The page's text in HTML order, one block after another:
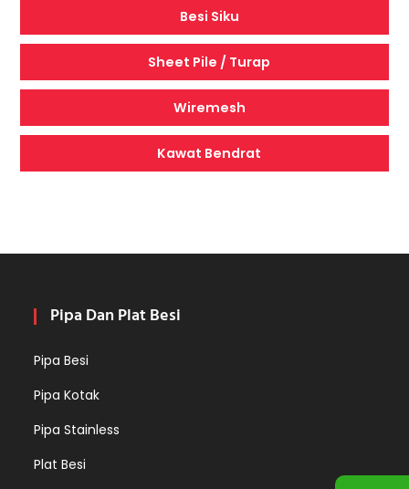
Besi Siku
Sheet Pile / Turap
Wiremesh
Kawat Bendrat
Pipa Dan Plat Besi
Pipa Besi
Pipa Kotak
Pipa Stainless
Plat Besi